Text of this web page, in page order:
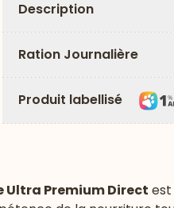
Description
Ration Journalière
Produit labellisé
Ultra Premium Direct